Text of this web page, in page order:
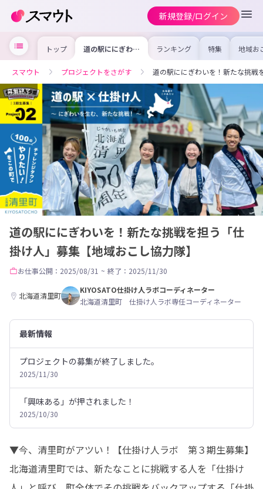
新規登録/ログイン
トップ 道の駅ににぎわい
を！新たな挑戦を
募集【地域おこし
協力隊】
ランキング 特集 地域お
の求
を集め
事内容
を比較
合った
スマウト プロジェクトをさがす 道の駅ににぎわいを！新たな挑戦
募集終了
道の駅ににぎわいを！新たな挑戦を担う「仕
掛け人」募集【地域おこし協力隊】
お仕事公開：2025/08/31 ~ 終了：2025/11/30
北海道清里町
KIYOSATO仕掛け人ラボコーディネーター
北海道清里町 仕掛け人ラボ専任コーディネーター
最新情報
プロジェクトの募集が終了しました。
2025/11/30
「興味ある」が押されました！
2025/10/30
▼今、清里町がアツい！【仕掛け人ラボ　第３期生募集】
北海道清里町では、新たなことに挑戦する人を「仕掛け